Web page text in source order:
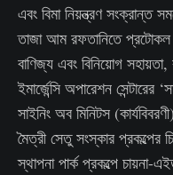
এবং বিমা নিয়ন্ত্রণ সংক্রান্ত
তাজা আম রফতানিতে প্রটোকল
বাণিজ্য এবং বিনিয়োগ
ইমার্জেন্সি অপারেশন
সাইনিং অব মিনিটস
মৈত্রী সেতু সংস্কার প্রকল্পের
স্থাপনা পার্ক প্রকল্পে চায়না-